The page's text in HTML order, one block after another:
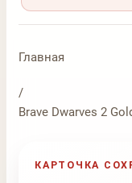
Главная
/
Brave Dwarves 2
КАРТОЧКА